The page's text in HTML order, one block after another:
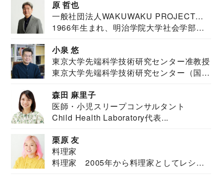
原 哲也
一般社団法人WAKUWAKU PROJECT
JAPAN代表・言語聴覚士・社会福祉士
1966年生まれ、明治学院大学社会学部福
小泉 悠
東京大学先端科学技術研究センター准教授
東京大学先端科学技術研究センター（国際
森田 麻里子
医師・小児スリープコンサルタント
Child Health Laboratory代表...
栗原 友
料理家
料理家 2005年から料理家としてレシピ